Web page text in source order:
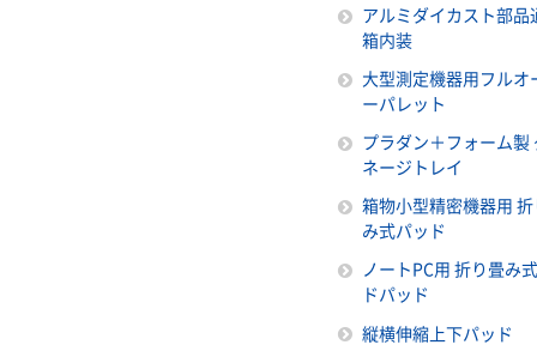
アルミダイカスト部品
箱内装
大型測定機器用フルオ
ーパレット
プラダン＋フォーム製
ネージトレイ
箱物小型精密機器用
み式パッド
ノートPC用 折り畳み
ドパッド
縦横伸縮上下パッド